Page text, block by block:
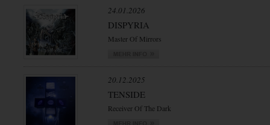
24.01.2026
DISPYRIA
Master Of Mirrors
20.12.2025
TENSIDE
Receiver Of The Dark